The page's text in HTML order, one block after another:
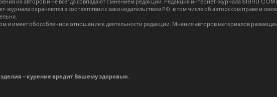
их авторов и не всегда совпадают с мнением редакции. Редакция интернет-журнала SIBRU.COM
журнала охраняются в соответствии с законодательством РФ, в том числе об авторском праве и
и имеет обособленное отношение к деятельности редакции. Мнения авторов материалов
– курение вредит Вашему здоровью.